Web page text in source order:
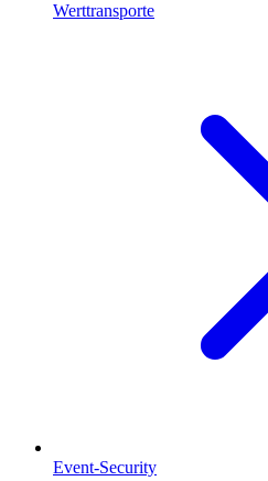
Werttransporte
Event-Security